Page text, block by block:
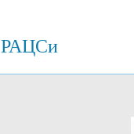
РАЦСи